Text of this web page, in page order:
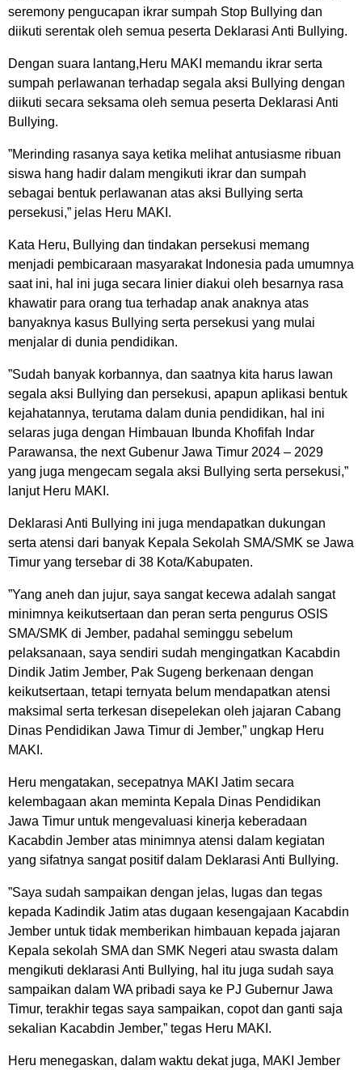
seremony pengucapan ikrar sumpah Stop Bullying dan
diikuti serentak oleh semua peserta Deklarasi Anti Bullying.
Dengan suara lantang,Heru MAKI memandu ikrar serta
sumpah perlawanan terhadap segala aksi Bullying dengan
diikuti secara seksama oleh semua peserta Deklarasi Anti
Bullying.
”Merinding rasanya saya ketika melihat antusiasme ribuan
siswa hang hadir dalam mengikuti ikrar dan sumpah
sebagai bentuk perlawanan atas aksi Bullying serta
persekusi,” jelas Heru MAKI.
Kata Heru, Bullying dan tindakan persekusi memang
menjadi pembicaraan masyarakat Indonesia pada umumnya
saat ini, hal ini juga secara linier diakui oleh besarnya rasa
khawatir para orang tua terhadap anak anaknya atas
banyaknya kasus Bullying serta persekusi yang mulai
menjalar di dunia pendidikan.
”Sudah banyak korbannya, dan saatnya kita harus lawan
segala aksi Bullying dan persekusi, apapun aplikasi bentuk
kejahatannya, terutama dalam dunia pendidikan, hal ini
selaras juga dengan Himbauan Ibunda Khofifah Indar
Parawansa, the next Gubenur Jawa Timur 2024 – 2029
yang juga mengecam segala aksi Bullying serta persekusi,”
lanjut Heru MAKI.
Deklarasi Anti Bullying ini juga mendapatkan dukungan
serta atensi dari banyak Kepala Sekolah SMA/SMK se Jawa
Timur yang tersebar di 38 Kota/Kabupaten.
”Yang aneh dan jujur, saya sangat kecewa adalah sangat
minimnya keikutsertaan dan peran serta pengurus OSIS
SMA/SMK di Jember, padahal seminggu sebelum
pelaksanaan, saya sendiri sudah mengingatkan Kacabdin
Dindik Jatim Jember, Pak Sugeng berkenaan dengan
keikutsertaan, tetapi ternyata belum mendapatkan atensi
maksimal serta terkesan disepelekan oleh jajaran Cabang
Dinas Pendidikan Jawa Timur di Jember,” ungkap Heru
MAKI.
Heru mengatakan, secepatnya MAKI Jatim secara
kelembagaan akan meminta Kepala Dinas Pendidikan
Jawa Timur untuk mengevaluasi kinerja keberadaan
Kacabdin Jember atas minimnya atensi dalam kegiatan
yang sifatnya sangat positif dalam Deklarasi Anti Bullying.
”Saya sudah sampaikan dengan jelas, lugas dan tegas
kepada Kadindik Jatim atas dugaan kesengajaan Kacabdin
Jember untuk tidak memberikan himbauan kepada jajaran
Kepala sekolah SMA dan SMK Negeri atau swasta dalam
mengikuti deklarasi Anti Bullying, hal itu juga sudah saya
sampaikan dalam WA pribadi saya ke PJ Gubernur Jawa
Timur, terakhir tegas saya sampaikan, copot dan ganti saja
sekalian Kacabdin Jember,” tegas Heru MAKI.
Heru menegaskan, dalam waktu dekat juga, MAKI Jember